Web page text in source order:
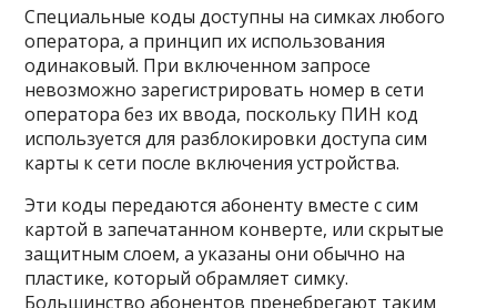
Специальные коды доступны на симках любого
оператора, а принцип их использования
одинаковый. При включенном запросе
невозможно зарегистрировать номер в сети
оператора без их ввода, поскольку ПИН код
используется для разблокировки доступа сим
карты к сети после включения устройства.
Эти коды передаются абоненту вместе с сим
картой в запечатанном конверте, или скрытые
защитным слоем, а указаны они обычно на
пластике, который обрамляет симку.
Большинство абонентов пренебрегают таким